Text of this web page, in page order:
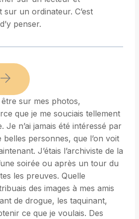
un ordinateur. C’est
penser.
être sur mes photos,
que je me souciais tellement
Je n’ai jamais été intéressé par
belles personnes, que l’on voit
J’étais l’archiviste de la
soirée ou après un tour du
les preuves. Quelle
des images à mes amis
de drogue, les taquinant,
ce que je voulais. Des